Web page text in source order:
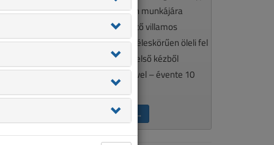
olvasmánya minden munkájára
igényes, a szakma aktualitásait követő villamos
A VL tematikája széleskörűen öleli fel
a szakmánkat érintő kérdéseket, így első kézből
szakcikkeink segítségével – évente 10
ÉRDEKEL AZ ELŐFIZETÉS →